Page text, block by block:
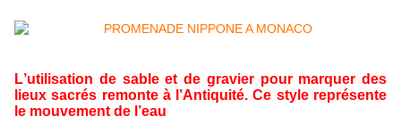
L’utilisation de sable et de gravier pour marquer des
lieux sacrés remonte à l’Antiquité. Ce style représente
le mouvement de l’eau